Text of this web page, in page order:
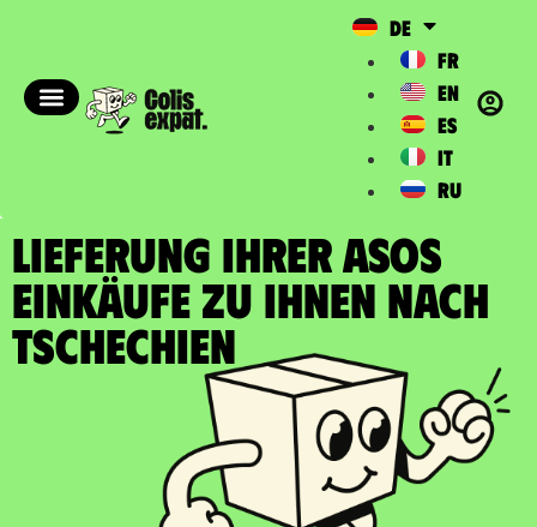
DE
FR
EN
ES
IT
RU
LIEFERUNG IHRER ASOS
EINKÄUFE zu Ihnen nach
Tschechien